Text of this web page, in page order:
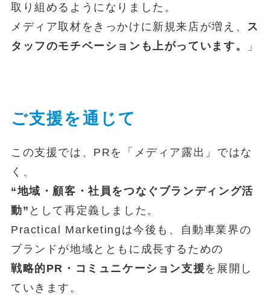
取り組めるようになりました。
メディア取材をきっかけに新規来店が増え、 ス
タッフのモチベーションも上がっています。
」
ご支援を通じて
この支援では、PRを「メディア露出」ではな
く、
“地域・顧客・社員をつなぐブランディング活
動” として再定義しました。
Practical Marketingは今後も、自動車業界の
ブランドが地域とともに成長するための
戦略的PR・コミュニケーション支援 を展開し
ていきます。